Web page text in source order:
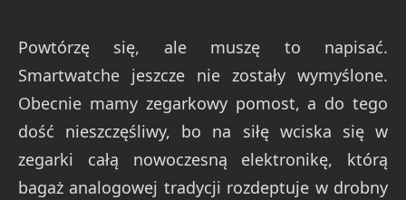
Powtórzę się, ale muszę to napisać.
Smartwatche jeszcze nie zostały wymyślone.
Obecnie mamy zegarkowy pomost, a do tego
dość nieszczęśliwy, bo na siłę wciska się w
zegarki całą nowoczesną elektronikę, którą
bagaż analogowej tradycji rozdeptuje w drobny